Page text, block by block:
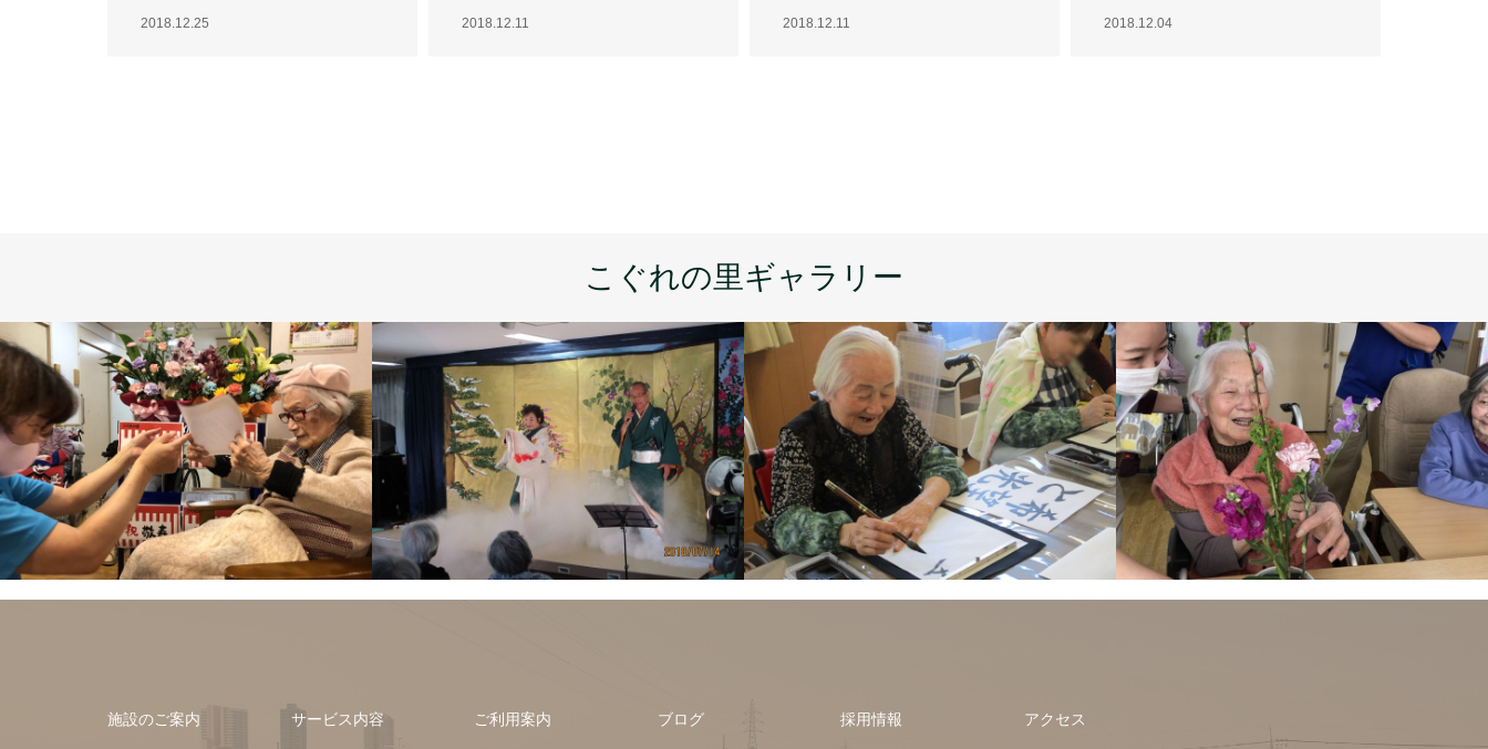
2018.12.25 2018.12.11 2018.12.11 2018.12.04
こぐれの里ギャラリー
施設のご案内 サービス内容 ご利用案内 ブログ 採用情報 アクセス